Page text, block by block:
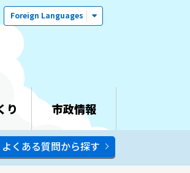
Foreign Languages
り 市政情報
よくある質問から探す